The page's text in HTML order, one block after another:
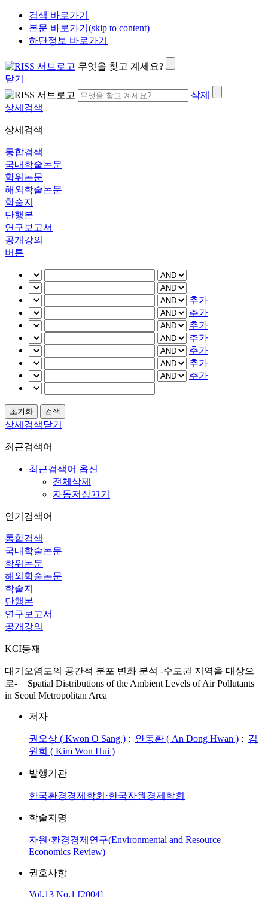
검색 바로가기
본문 바로가기(skip to content)
하단정보 바로가기
무엇을 찾고 계세요?
닫기
삭제
상세검색
상세검색
통합검색
국내학술논문
학위논문
해외학술논문
학술지
단행본
연구보고서
공개강의
버튼
추가
추가
추가
추가
추가
추가
추가
상세검색닫기
최근검색어
최근검색어 옵션
전체삭제
자동저장끄기
인기검색어
통합검색
국내학술논문
학위논문
해외학술논문
학술지
단행본
연구보고서
공개강의
KCI등재
대기오염도의 공간적 분포 변화 분석 -수도권 지역을 대상으
로- = Spatial Distributions of the Ambient Levels of Air Pollutants
in Seoul Metropolitan Area
저자
권오상 ( Kwon O Sang ) ; 안동환 ( An Dong Hwan ) ; 김
원희 ( Kim Won Hui )
발행기관
한국환경경제학회·한국자원경제학회
학술지명
자원·환경경제연구(Environmental and Resource
Economics Review)
권호사항
Vol.13 No.1 [2004]